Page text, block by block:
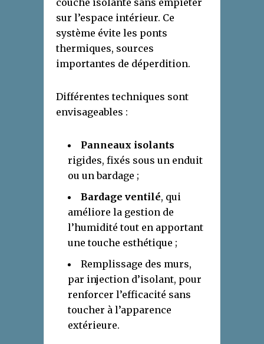
couche isolante sans empiéter
sur l’espace intérieur. Ce
système évite les ponts
thermiques, sources
importantes de déperdition.
Différentes techniques sont
envisageables :
Panneaux isolants
rigides, fixés sous un enduit
ou un bardage ;
Bardage ventilé, qui
améliore la gestion de
l’humidité tout en apportant
une touche esthétique ;
Remplissage des murs,
par injection d’isolant, pour
renforcer l’efficacité sans
toucher à l’apparence
extérieure.